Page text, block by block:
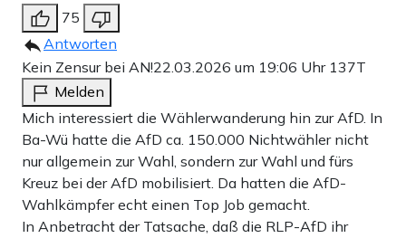
75
Antworten
Kein Zensur bei AN!22.03.2026 um 19:06 Uhr 137T
Melden
Mich interessiert die Wählerwanderung hin zur AfD. In
Ba-Wü hatte die AfD ca. 150.000 Nichtwähler nicht
nur allgemein zur Wahl, sondern zur Wahl und fürs
Kreuz bei der AfD mobilisiert. Da hatten die AfD-
Wahlkämpfer echt einen Top Job gemacht.
In Anbetracht der Tatsache, daß die RLP-AfD ihr